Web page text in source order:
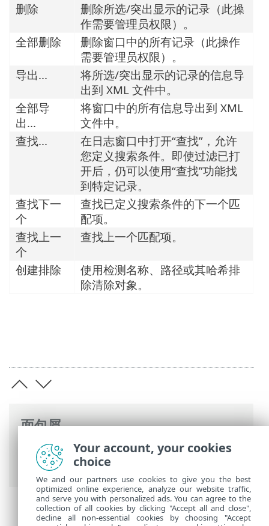
面包屑
ESET 联机帮助>ESET Server Security>使
用 ESET Server Security
删除
删除所选/突出显示的记录（此操
作需要管理员权限）。
全部删除
删除窗口中的所有记录（此操作
需要管理员权限）。
导出...
将所选/突出显示的记录的信息导
出到 XML 文件中。
全部导
出...
将窗口中的所有信息导出到 XML
文件中。
查找...
在日志窗口中打开“查找”，允许
您定义搜索条件。即使过滤已打
开后，仍可以使用“查找”功能找
到特定记录。
查找下一
个
查找已定义搜索条件的下一个匹
配项。
查找上一
个
查找上一个匹配项。
创建排除
使用检测名称、路径或其哈希排
除清除对象。
Your account, your cookies
choice
We and our partners use cookies to give you the best
optimized online experience, analyze our website traffic,
and serve you with personalized ads. You can agree to the
collection of all cookies by clicking "Accept all and close",
decline all non-essential cookies by choosing "Accept